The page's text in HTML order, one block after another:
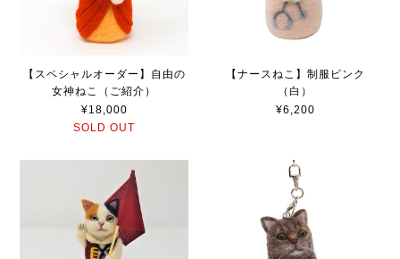
【スペシャルオーダー】自由の
女神ねこ（ご紹介）
¥18,000
SOLD OUT
【ナースねこ】制服ピンク
（白）
¥6,200